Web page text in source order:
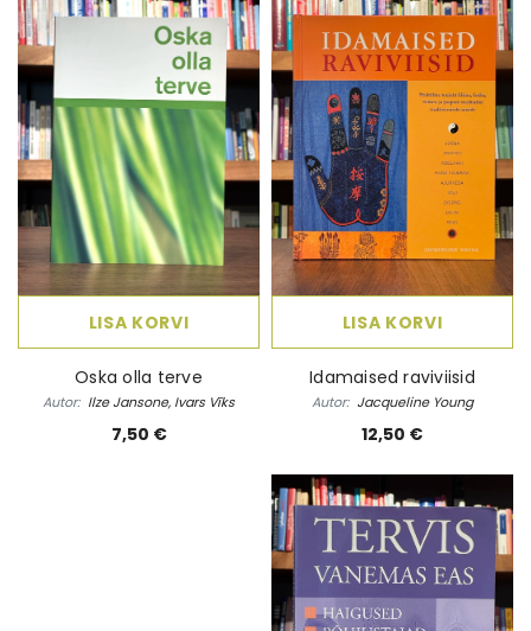
LISA KORVI
Oska olla terve
Autor: Ilze Jansone, Ivars Vīks
7,50 €
LISA KORVI
Idamaised raviviisid
Autor: Jacqueline Young
12,50 €